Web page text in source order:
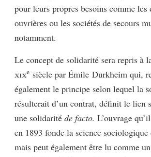
pour leurs propres besoins comme les
ouvrières ou les sociétés de secours
notamment.
Le concept de solidarité sera repris à
xixe siècle par Émile Durkheim qui,
également le principe selon lequel la
résulterait d’un contrat, définit le lien
une solidarité de facto. L’ouvrage
en 1893 fonde la science sociologique
mais peut également être lu comme